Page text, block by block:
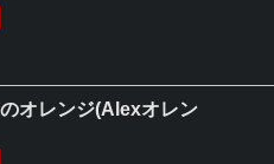
オレンジ(Alexオレン